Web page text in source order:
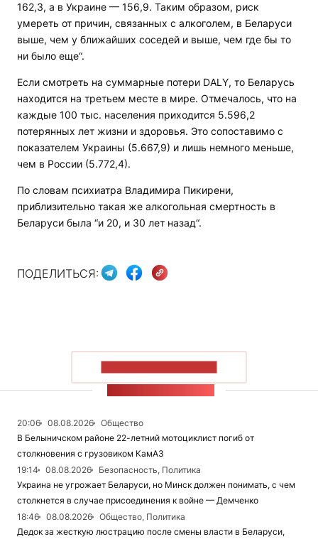
162,3, а в Украине — 156,9. Таким образом, риск
умереть от причин, связанных с алкоголем, в Беларуси
выше, чем у ближайших соседей и выше, чем где бы то
ни было еще“.
Если смотреть на суммарные потери DALY, то Беларусь
находится на третьем месте в мире. Отмечалось, что на
каждые 100 тыс. населения приходится 5.596,2
потерянных лет жизни и здоровья. Это сопоставимо с
показателем Украины (5.667,9) и лишь немного меньше,
чем в России (5.772,4).
По словам психиатра Владимира Пикирени,
приблизительно такая же алкогольная смертность в
Беларуси была “и 20, и 30 лет назад“.
ПОДЕЛИТЬСЯ:
20:06 08.08.2026
Общество
В Белыничском районе 22-летний мотоциклист погиб от
столкновения с грузовиком КамАЗ
19:14
08.08.2026
Безопасность, Политика
Украина не угрожает Беларуси, но Минск должен понимать, с чем
столкнется в случае присоединения к войне — Демченко
18:46
08.08.2026
Общество, Политика
Дедок за жесткую люстрацию после смены власти в Беларуси,